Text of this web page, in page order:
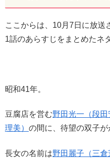
ここからは、10月7日に放送
1話のあらすじをまとめたネ
昭和41年。
豆腐店を営む野田光一（段田
理美） の間に、待望の双子が
長女の名前は野田麗子（三倉